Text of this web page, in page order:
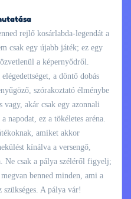
rejlő kosárlabda-legendát a
csak egy újabb játék; ez egy
a képernyődről.
a döntő dobás
szórakoztató élménybe
vagy, akár csak egy azonnali
napodat, ez a tökéletes aréna.
amiket akkor
kínálva a versengő,
Ne csak a pálya széléről figyelj;
benned minden, ami a
A pálya vár!